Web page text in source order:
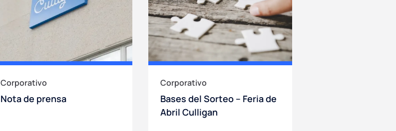
Corporativo
Nota de prensa
Corporativo
Bases del Sorteo – Feria de
Abril Culligan